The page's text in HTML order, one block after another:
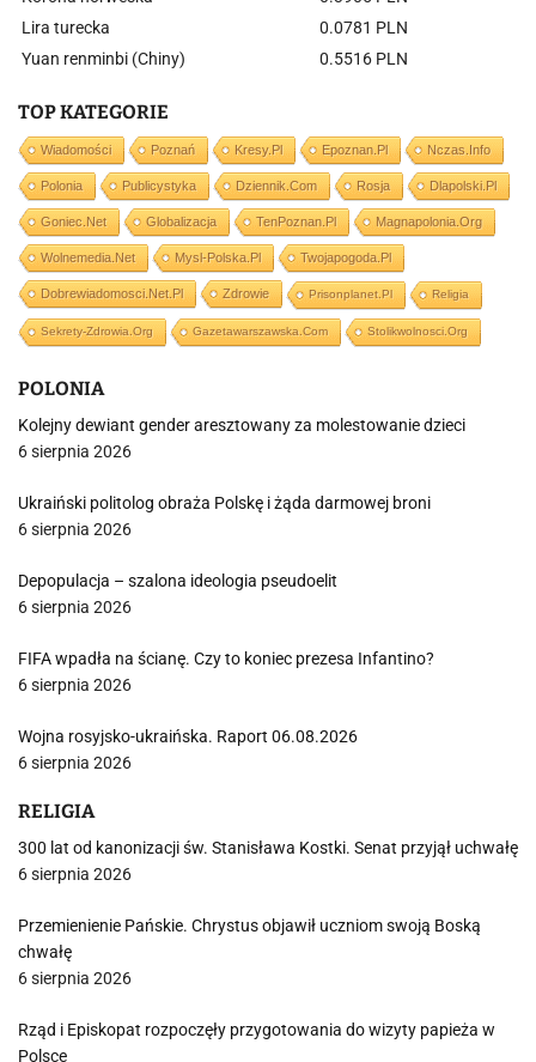
Lira turecka
0.0781 PLN
Yuan renminbi (Chiny)
0.5516 PLN
TOP KATEGORIE
Wiadomości Poznań Kresy.pl Epoznan.pl Nczas.info
Polonia Publicystyka Dziennik.com Rosja Dlapolski.pl
Goniec.net Globalizacja TenPoznan.pl Magnapolonia.org
Wolnemedia.net Mysl-Polska.pl Twojapogoda.pl
Dobrewiadomosci.net.pl Zdrowie Prisonplanet.pl Religia
Sekrety-Zdrowia.org Gazetawarszawska.com Stolikwolnosci.org
POLONIA
Kolejny dewiant gender aresztowany za molestowanie dzieci
6 sierpnia 2026
Ukraiński politolog obraża Polskę i żąda darmowej broni
6 sierpnia 2026
Depopulacja – szalona ideologia pseudoelit
6 sierpnia 2026
FIFA wpadła na ścianę. Czy to koniec prezesa Infantino?
6 sierpnia 2026
Wojna rosyjsko-ukraińska. Raport 06.08.2026
6 sierpnia 2026
RELIGIA
300 lat od kanonizacji św. Stanisława Kostki. Senat przyjął uchwałę
6 sierpnia 2026
Przemienienie Pańskie. Chrystus objawił uczniom swoją Boską
chwałę
6 sierpnia 2026
Rząd i Episkopat rozpoczęły przygotowania do wizyty papieża w
Polsce